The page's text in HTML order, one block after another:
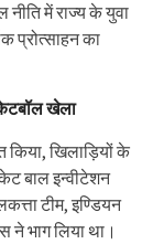
में राज्य के युवा
प्रोत्साहन का
खेला
किया, खिलाड़ियों के
बाल इन्वीटेशन
टीम, इण्डियन
ने भाग लिया था।